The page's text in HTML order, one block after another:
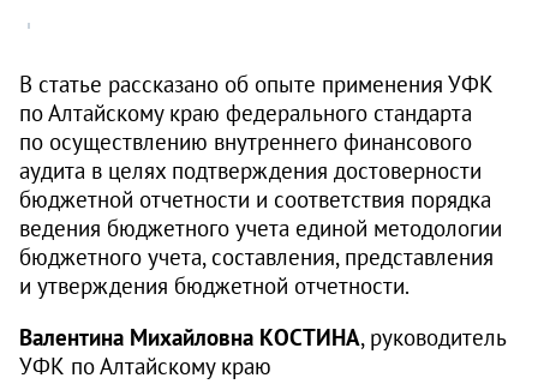
В статье рассказано об опыте применения УФК
по Алтайскому краю федерального стандарта
по осуществлению внутреннего финансового
аудита в целях подтверждения достоверности
бюджетной отчетности и соответствия порядка
ведения бюджетного учета единой методологии
бюджетного учета, составления, представления
и утверждения бюджетной отчетности.
Валентина Михайловна КОСТИНА, руководитель
УФК по Алтайскому краю